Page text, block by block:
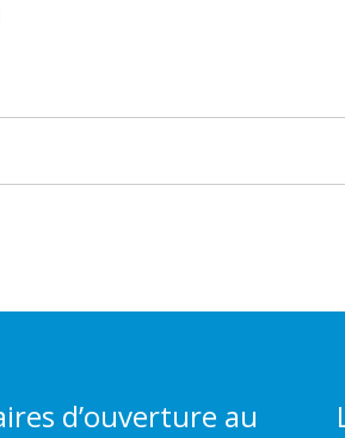
d’ouverture au